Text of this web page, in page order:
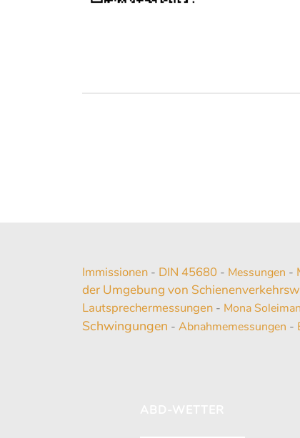
Immissionen - DIN 45680 - Messungen -
der Umgebung von
Lautsprechermessungen - Mona
Schwingungen -Abnahmemessungen -